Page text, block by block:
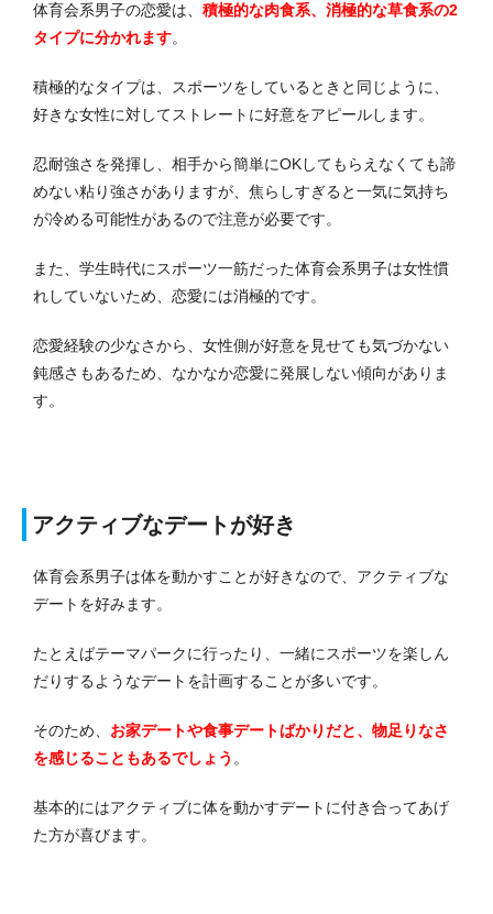
体育会系男子の恋愛は、 積極的な肉食系、消極的な草食系の2
タイプに分かれます。
積極的なタイプは、スポーツをしているときと同じように、
好きな女性に対してストレートに好意をアピールします。
忍耐強さを発揮し、相手から簡単にOKしてもらえなくても諦
めない粘り強さがありますが、焦らしすぎると一気に気持ち
が冷める可能性があるので注意が必要です。
また、学生時代にスポーツ一筋だった体育会系男子は女性慣
れしていないため、恋愛には消極的です。
恋愛経験の少なさから、女性側が好意を見せても気づかない
鈍感さもあるため、なかなか恋愛に発展しない傾向がありま
す。
アクティブなデートが好き
体育会系男子は体を動かすことが好きなので、アクティブな
デートを好みます。
たとえばテーマパークに行ったり、一緒にスポーツを楽しん
だりするようなデートを計画することが多いです。
そのため、 お家デートや食事デートばかりだと、物足りなさ
を感じることもあるでしょう 。
基本的にはアクティブに体を動かすデートに付き合ってあげ
た方が喜びます。